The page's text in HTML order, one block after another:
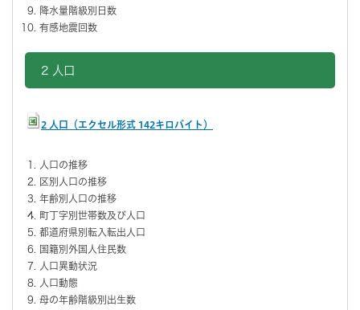
降水量階級別日数
有感地震回数
2 人口
2 人口（エクセル形式 142キロバイト）
人口の推移
区別人口の推移
年齢別人口の推移
町丁字別世帯数及び人口
都道府県別転入転出人口
国籍別外国人住民数
人口異動状況
人口動態
母の年齢階級別出生数